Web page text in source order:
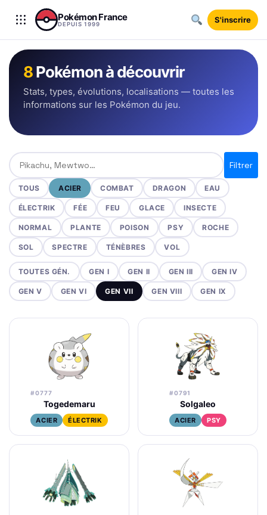
Aller au contenu
Pokémon France
DEPUIS 1999 S'inscrire
8Pokémon à découvrir
Stats, types, évolutions, localisations — toutes les
informations sur les Pokémon du jeu.
Rechercher un Pokémon
Filtrer
TOUS ACIER COMBAT DRAGON EAU
ÉLECTRIK FÉE FEU GLACE INSECTE
NORMAL PLANTE POISON PSY ROCHE
SOL SPECTRE TÉNÈBRES VOL
TOUTES GÉN. GEN I GEN II GEN III GEN IV
GEN V GEN VI GEN VII GEN VIII GEN IX
#0777
Togedemaru
ACIER ÉLECTRIK
#0791
Solgaleo
ACIER PSY